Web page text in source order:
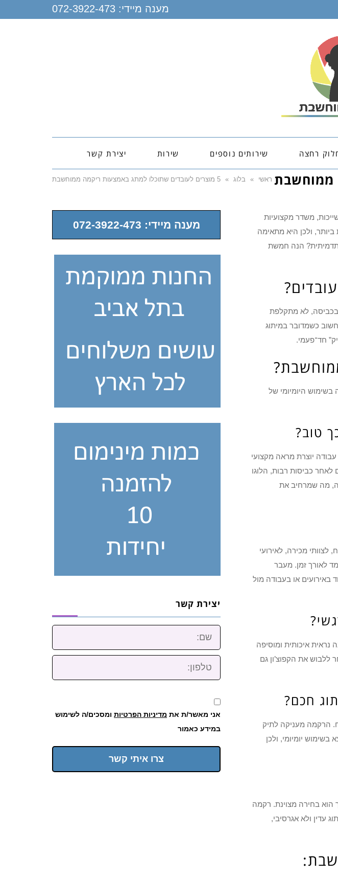
מענה מיידי: 072-3922-473
רחצה שירותים נוספים שירות יצירת קשר
ראשי » בלוג » 5 מוצרים לעובדים שתוכלו למתג באמצעות ריקמה ממוחשבת
משדר מקצועיות
ולכן היא מתאימה
תדמיתית? הנה חמשת
בכביסה, לא מתקלפת
כשמדובר במיתוג
חד־פעמי.
היומיומי של
יוצרת מראה מקצועי
לאחר כביסות רבות, הלוגו
מה שמרחיב את
מכירה, לאירועי
לאורך זמן. מעבר
באירועים או בעבודה מול
איכותית ומוסיפה
ללבוש את הקפוצ’ון גם
הרקמה מעניקה לתיק
יומיומי, ולכן
הוא בחירה מצוינת. רקמה
עדין ולא אגרסיבי,
מענה מיידי: 072-3922-473
יצירת קשר
שם:
טלפון:
אני מאשר/ת את מדיניות הפרטיות ומסכים/ה לשימוש
במידע כאמור
צרו איתי קשר